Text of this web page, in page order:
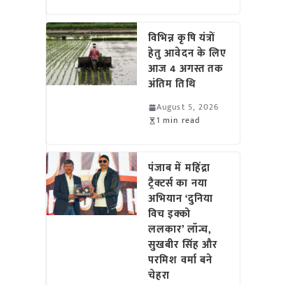
विभिन्न कृषि यंत्रों
हेतु आवेदन के लिए
आज 4 अगस्त तक
अंतिम तिथि
August 5, 2026
1 min read
पंजाब में महिंद्रा
ट्रैक्टर्स का नया
अभियान ‘दुनिया
विच इक्को
ललकार’ लॉन्च,
सुखबीर सिंह और
परमिश वर्मा बने
चेहरा